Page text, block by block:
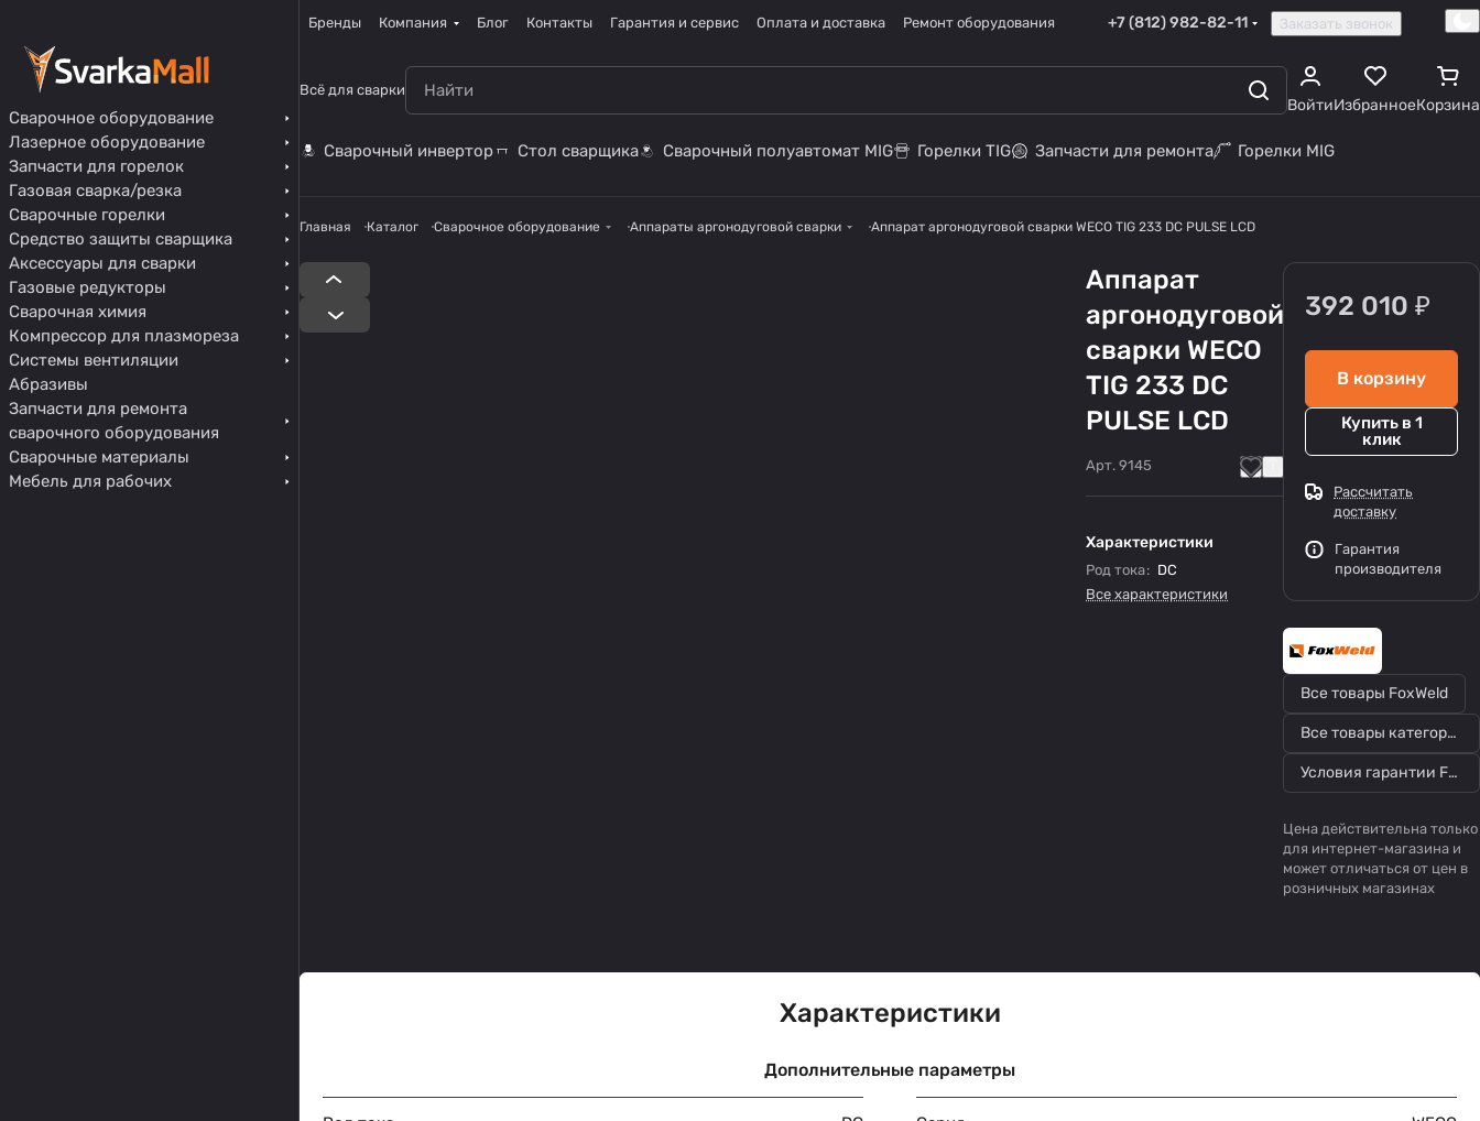
Бренды Компания Блог Контакты Гарантия и сервис Оплата и доставка Ремонт оборудования +7 (812) 982-82-11 Заказать звонок
Всё для сварки
ВойтиИзбранноеКорзина
Сварочный инвертор Стол сварщика Сварочный полуавтомат MIG Горелки TIG Запчасти для ремонта Горелки MIG
Главная Каталог Сварочное оборудование Аппараты аргонодуговой сварки Аппарат аргонодуговой сварки WECO TIG 233 DC PULSE LCD
Аппарат
аргонодуговой
сварки WECO
TIG 233 DC
PULSE LCD
Арт. 9145
Характеристики
Род тока: DC
Все характеристики
392 010 ₽
В корзину
Купить в 1
клик
Рассчитать
доставку
Гарантия
производителя
Все товары FoxWeld
Все товары категории
Условия гарантии FoxWeld
Цена действительна только
для интернет-магазина и
может отличаться от цен в
розничных магазинах
Характеристики
Дополнительные параметры
Сварочное оборудование
Лазерное оборудование
Запчасти для горелок
Газовая сварка/резка
Сварочные горелки
Средство защиты сварщика
Аксессуары для сварки
Газовые редукторы
Сварочная химия
Компрессор для плазмореза
Системы вентиляции
Абразивы
Запчасти для ремонта
сварочного оборудования
Сварочные материалы
Мебель для рабочих